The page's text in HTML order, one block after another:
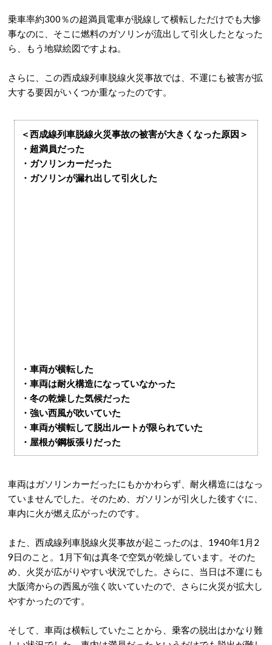
乗車率約300％の超満員電車が脱線して横転しただけでも大惨
事なのに、そこに燃料のガソリンが流出して引火したとなった
ら、もう地獄絵図ですよね。
さらに、この西成線列車脱線火災事故では、不運にも被害が拡
大する要因がいくつか重なったのです。
＜西成線列車脱線火災事故の被害が大きくなった原因＞
・超満員だった
・ガソリンカーだった
・ガソリンが漏れ出して引火した
・車両が横転した
・車両は耐火構造になっていなかった
・冬の乾燥した気候だった
・強い西風が吹いていた
・車両が横転して脱出ルートが限られていた
・屋根が鋼板張りだった
車両はガソリンカーだったにもかかわらず、耐火構造にはなっ
ていませんでした。そのため、ガソリンが引火した後すぐに、
車内に火が燃え広がったのです。
また、西成線列車脱線火災事故が起こったのは、1940年1月2
9日のこと。1月下旬は真冬で空気が乾燥しています。そのた
め、火災が広がりやすい状況でした。さらに、当日は不運にも
大阪湾からの西風が強く吹いていたので、さらに火災が拡大し
やすかったのです。
そして、車両は横転していたことから、乗客の脱出はかなり難